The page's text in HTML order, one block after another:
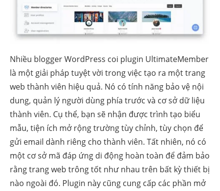
Nhiều blogger WordPress coi plugin UltimateMember
là một giải pháp tuyệt vời trong việc tạo ra một trang
web thành viên hiệu quả. Nó có tính năng bảo vệ nội
dung, quản lý người dùng phía trước và cơ sở dữ liệu
thành viên. Cụ thể, bạn sẽ nhận được trình tạo biểu
mẫu, tiện ích mở rộng trường tùy chỉnh, tùy chọn để
gửi email dành riêng cho thành viên. Tất nhiên, nó có
một cơ sở mã đáp ứng di động hoàn toàn để đảm bảo
rằng trang web trông tốt như nhau trên bất kỳ thiết bị
nào ngoài đó. Plugin này cũng cung cấp các phần mở